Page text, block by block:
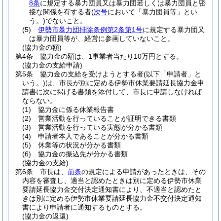
8条に規定する暴力団員又は暴力団若しくは暴力団員と密
接な関係を有する者(次号において「暴力団員等」とい
う。)でないこと。
(5)
伊勢市暴力団排除条例第2条第1号に規定する暴力団又
は暴力団員等が、経営に参画していないこと。
(協力金の額)
第4条
協力金の額は、1事業者当たり10万円とする。
(協力金の支給申請)
第5条
協力金の支給を受けようとする者(以下「申請者」と
いう。)は、市長が別に定める伊勢市休業要請延長協力金申
請書に次に掲げる書類を添付して、市長に申請しなければ
ならない。
(1)
協力金に係る休業報告書
(2)
営業活動を行っていることが証明できる書類
(3)
営業活動を行っている実態が分かる書類
(4)
申請者本人であることが分かる書類
(5)
休業等の状況が分かる書類
(6)
協力金の振込先が分かる書類
(協力金の支給)
第6条
市長は、 前条の規定による申請があったときは、その
内容を審査し、適当と認めたときは別に定める伊勢市休業
要請延長協力金交付決定通知書により、不適当と認めたと
きは別に定める伊勢市休業要請延長協力金不交付決定通知
書により申請者に通知するものとする。
(協力金の返還)